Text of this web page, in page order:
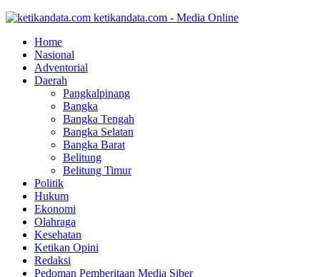
ketikandata.com - Media Online
Home
Nasional
Adventorial
Daerah
Pangkalpinang
Bangka
Bangka Tengah
Bangka Selatan
Bangka Barat
Belitung
Belitung Timur
Politik
Hukum
Ekonomi
Olahraga
Kesehatan
Ketikan Opini
Redaksi
Pedoman Pemberitaan Media Siber